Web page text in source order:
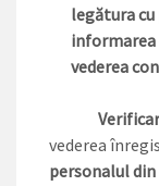
legătura cu
vederea
vederea
personalul